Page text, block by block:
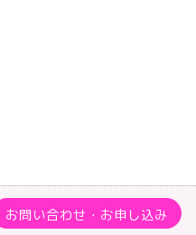
お問い合わせ・お申し込み